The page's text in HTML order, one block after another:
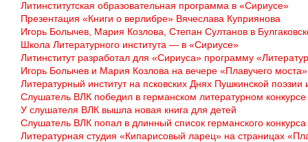
Литинститутская образовательная программа в «Сириусе»
Презентация «Книги о верлибре» Вячеслава Куприянова
Игорь Болычев, Мария Козлова, Степан Султанов в
Школа Литературного института — в «Сириусе»
Литинститут разработал для «Сириуса» программу
Игорь Болычев и Мария Козлова на вечере «Плавучего моста»
Литературный институт на псковских Днях Пушкинской поэзии
Слушатель ВЛК победил в германском литературном конкурсе
У слушателя ВЛК вышла новая книга для детей
Слушатель ВЛК попал в длинный список германского конкурса
Литературная студия «Кипарисовый ларец» на страницах